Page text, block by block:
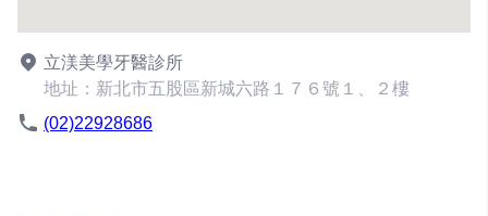
立渼美學牙醫診所
地址：新北市五股區新城六路１７６號１、２樓
(02)22928686